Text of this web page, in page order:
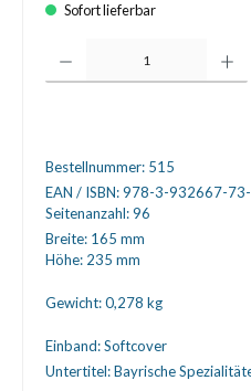
Sofort lieferbar
Bestellnummer: 515
EAN / ISBN:978-3-932667-
Seitenanzahl:96
Breite: 165 mm
Höhe: 235 mm
Gewicht:0,278 kg
Einband:Softcover
Untertitel:Bayrische